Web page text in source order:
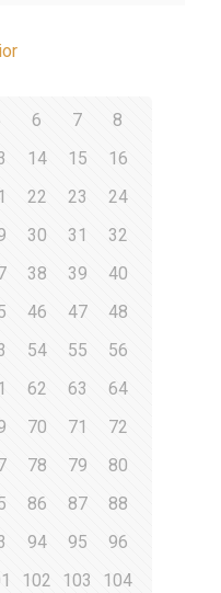
6 7
8
14 15
16
22 23
24
30 31
32
38 39
40
46 47
48
54 55
56
62 63
64
70 71
72
78 79
80
86 87
88
94 95
96
102 103
104